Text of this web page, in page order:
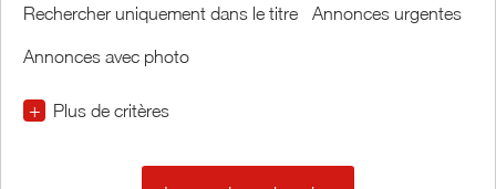
Rechercher uniquement dans le titre Annonces urgentes
Annonces avec photo
+ Plus de critères